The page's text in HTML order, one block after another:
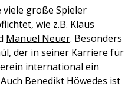
viele große Spieler
wie z.B. Klaus
Manuel Neuer. Besonders
der in seiner Karriere für
international ein
Benedikt Höwedes ist